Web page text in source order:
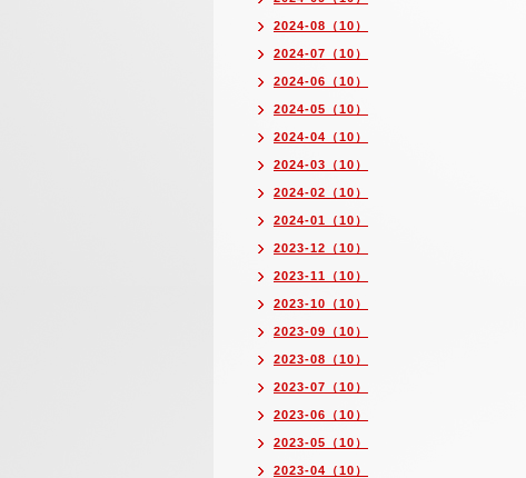
2024-08（10）
2024-07（10）
2024-06（10）
2024-05（10）
2024-04（10）
2024-03（10）
2024-02（10）
2024-01（10）
2023-12（10）
2023-11（10）
2023-10（10）
2023-09（10）
2023-08（10）
2023-07（10）
2023-06（10）
2023-05（10）
2023-04（10）